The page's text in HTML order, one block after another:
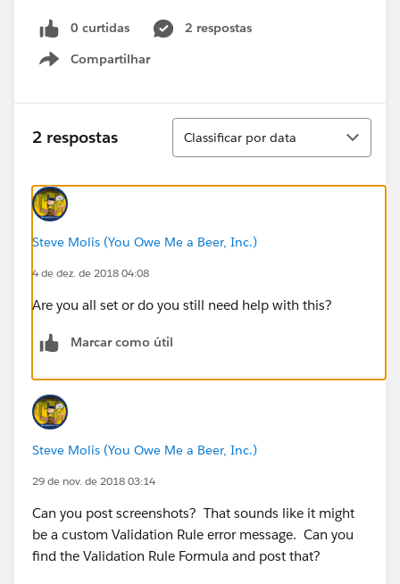
0 curtidas
2 respostas
Compartilhar
Show menu
2 respostas
Classificar
Classificar por data
Steve Molis (You Owe Me a Beer, Inc.)
4 de dez. de 2018 04:08
Are you all set or do you still need help with this?
Marcar como útil
Steve Molis (You Owe Me a Beer, Inc.)
29 de nov. de 2018 03:14
Can you post screenshots? That sounds like it might
be a custom Validation Rule error message. Can you
find the Validation Rule Formula and post that?